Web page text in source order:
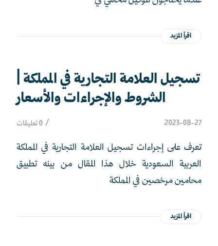
اقرأ المزيد
تسجيل العلامة التجارية في المملكة |
الشروط والإجراءات والأسعار
2023-08-27
/ 0 تعليقات
تعرف على إجراءات تسجيل العلامة التجارية في المملكة
العربية السعودية خلال هذا المقال من بينه تطبيق
محامين مرخصين في المملكة
اقرأ المزيد